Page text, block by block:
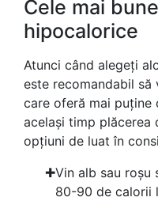
Cele mai
hipocalorice
Atunci când alegeți
este recomandabil
care oferă mai puține
același timp plăcerea
opțiuni de luat în
Vin alb sau
80-90 de calorii